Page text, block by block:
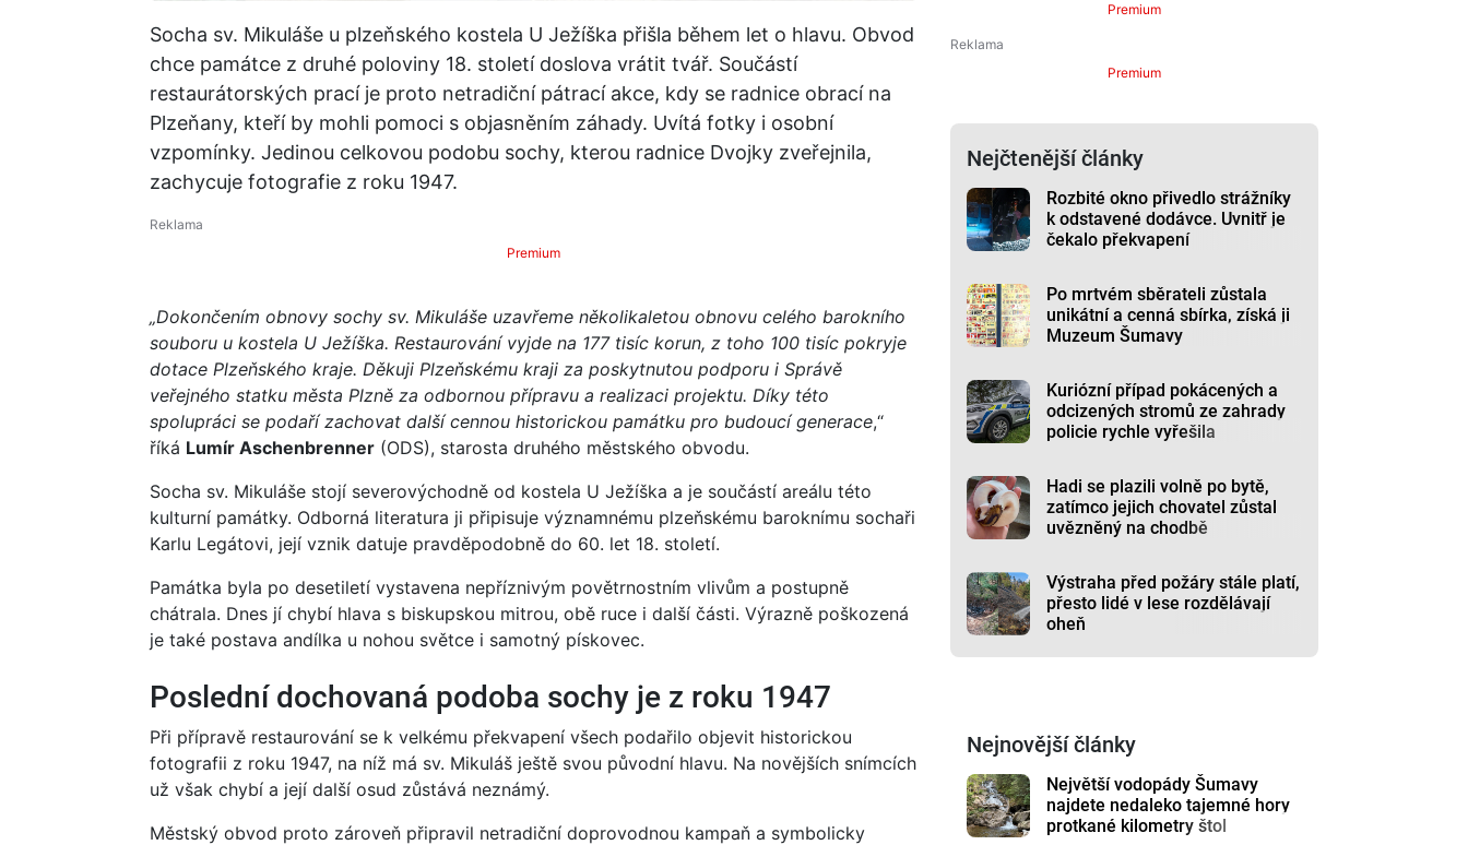
Socha sv. Mikuláše u plzeňského kostela U Ježíška přišla během let o hlavu. Obvod
chce památce z druhé poloviny 18. století doslova vrátit tvář. Součástí
restaurátorských prací je proto netradiční pátrací akce, kdy se radnice obrací na
Plzeňany, kteří by mohli pomoci s objasněním záhady. Uvítá fotky i osobní
vzpomínky. Jedinou celkovou podobu sochy, kterou radnice Dvojky zveřejnila,
zachycuje fotografie z roku 1947.
Premium
„Dokončením obnovy sochy sv. Mikuláše uzavřeme několikaletou obnovu celého barokního
souboru u kostela U Ježíška. Restaurování vyjde na 177 tisíc korun, z toho 100 tisíc pokryje
dotace Plzeňského kraje. Děkuji Plzeňskému kraji za poskytnutou podporu i Správě
veřejného statku města Plzně za odbornou přípravu a realizaci projektu. Díky této
spolupráci se podaří zachovat další cennou historickou památku pro budoucí generace,“
říká Lumír Aschenbrenner (ODS), starosta druhého městského obvodu.
Socha sv. Mikuláše stojí severovýchodně od kostela U Ježíška a je součástí areálu této
kulturní památky. Odborná literatura ji připisuje významnému plzeňskému baroknímu sochaři
Karlu Legátovi, její vznik datuje pravděpodobně do 60. let 18. století.
Památka byla po desetiletí vystavena nepříznivým povětrnostním vlivům a postupně
chátrala. Dnes jí chybí hlava s biskupskou mitrou, obě ruce i další části. Výrazně poškozená
je také postava andílka u nohou světce i samotný pískovec.
Poslední dochovaná podoba sochy je z roku 1947
Při přípravě restaurování se k velkému překvapení všech podařilo objevit historickou
fotografii z roku 1947, na níž má sv. Mikuláš ještě svou původní hlavu. Na novějších snímcích
už však chybí a její další osud zůstává neznámý.
Městský obvod proto zároveň připravil netradiční doprovodnou kampaň a symbolicky
Premium
Premium
Nejčtenější články
Rozbité okno přivedlo strážníky
k odstavené dodávce. Uvnitř je
čekalo překvapení
Po mrtvém sběrateli zůstala
unikátní a cenná sbírka, získá ji
Muzeum Šumavy
Kuriózní případ pokácených a
odcizených stromů ze zahrady
policie rychle vyřešila
Hadi se plazili volně po bytě,
zatímco jejich chovatel zůstal
uvězněný na chodbě
Výstraha před požáry stále platí,
přesto lidé v lese rozdělávají
oheň
Nejnovější články
Největší vodopády Šumavy
najdete nedaleko tajemné hory
protkané kilometry štol